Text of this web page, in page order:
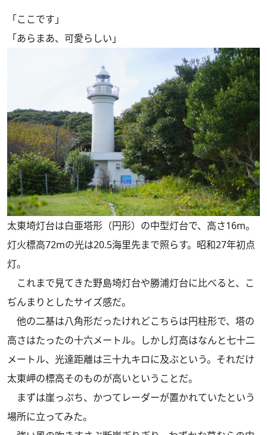
「ここです」
「あらまあ、可愛らしい」
太東埼灯台は白亜塔形（円形）の中型灯台で、高さ16m。
灯火標高72mの光は20.5海里先まで照らす。昭和27年初点
灯。
これまで見てきた野島埼灯台や勝浦灯台に比べると、こ
ぢんまりとしたサイズ感だ。
他の二基は八角形だったけれどこちらは円柱形で、塔の
高さはたったの十六メートル。しかし灯高はなんと七十二
メートル、光達距離は三十九キロに及ぶという。それだけ
太東岬の標高そのものが高いということだ。
まずは崖っぷち、かつてレーダーが置かれていたという
場所に立ってみた。